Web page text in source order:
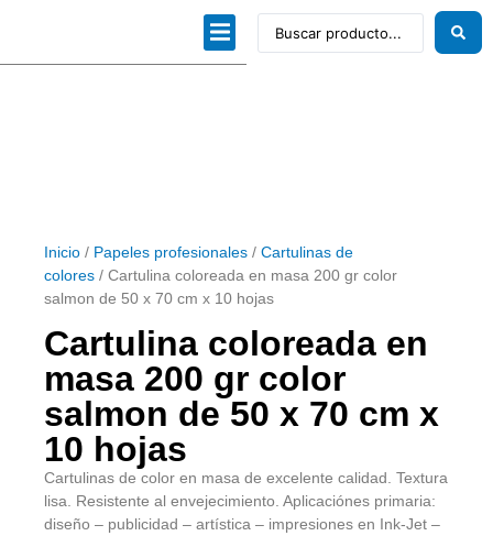
Inicio / Papeles profesionales / Cartulinas de
colores / Cartulina coloreada en masa 200 gr color
salmon de 50 x 70 cm x 10 hojas
Cartulina coloreada en
masa 200 gr color
salmon de 50 x 70 cm x
10 hojas
Cartulinas de color en masa de excelente calidad. Textura
lisa. Resistente al envejecimiento. Aplicaciónes primaria:
diseño – publicidad – artística – impresiones en Ink-Jet –